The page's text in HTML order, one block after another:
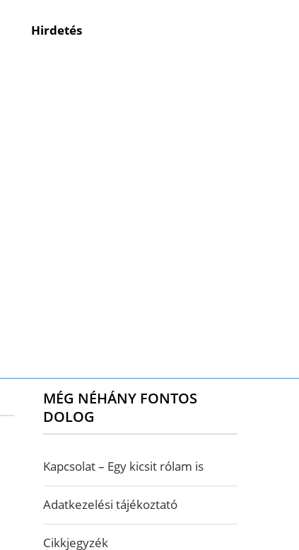
Hirdetés
MÉG NÉHÁNY FONTOS
DOLOG
Kapcsolat – Egy kicsit rólam is
Adatkezelési tájékoztató
Cikkjegyzék